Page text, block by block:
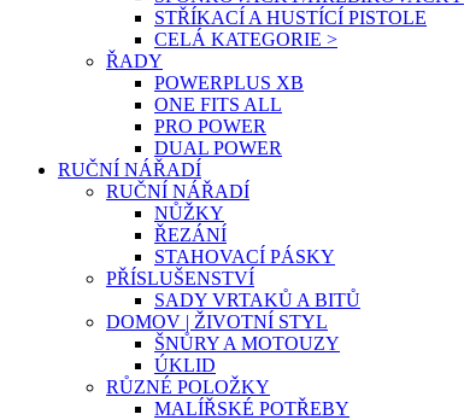
STŘÍKACÍ A HUSTÍCÍ PISTOLE
CELÁ KATEGORIE >
ŘADY
POWERPLUS XB
ONE FITS ALL
PRO POWER
DUAL POWER
RUČNÍ NÁŘADÍ
RUČNÍ NÁŘADÍ
NŮŽKY
ŘEZÁNÍ
STAHOVACÍ PÁSKY
PŘÍSLUŠENSTVÍ
SADY VRTAKŮ A BITŮ
DOMOV | ŽIVOTNÍ STYL
ŠNŮRY A MOTOUZY
ÚKLID
RŮZNÉ POLOŽKY
MALÍŘSKÉ POTŘEBY